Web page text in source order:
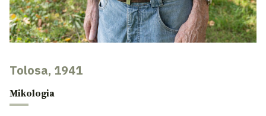
Tolosa, 1941
Mikologia